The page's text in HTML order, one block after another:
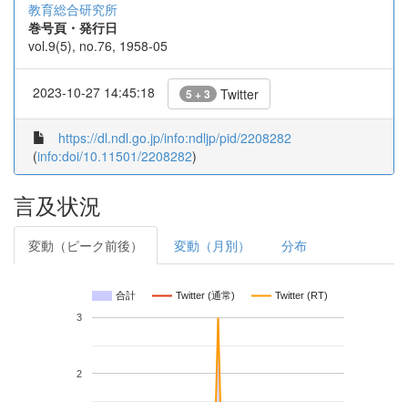
教育総合研究所
巻号頁・発行日
vol.9(5), no.76, 1958-05
2023-10-27 14:45:18 5 + 3 Twitter
https://dl.ndl.go.jp/info:ndljp/pid/2208282
(info:doi/10.11501/2208282)
言及状況
変動（ピーク前後） 変動（月別） 分布
合計 Twitter (通常) Twitter (RT)
2
3